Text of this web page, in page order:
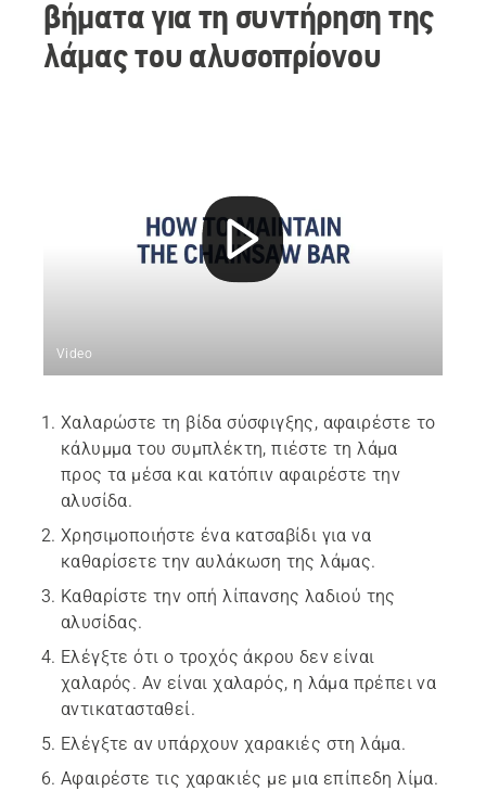
βήματα για τη συντήρηση της
λάμας του αλυσοπρίονου
Video
Χαλαρώστε τη βίδα σύσφιγξης, αφαιρέστε το
κάλυμμα του συμπλέκτη, πιέστε τη λάμα
προς τα μέσα και κατόπιν αφαιρέστε την
αλυσίδα.
Χρησιμοποιήστε ένα κατσαβίδι για να
καθαρίσετε την αυλάκωση της λάμας.
Καθαρίστε την οπή λίπανσης λαδιού της
αλυσίδας.
Ελέγξτε ότι ο τροχός άκρου δεν είναι
χαλαρός. Αν είναι χαλαρός, η λάμα πρέπει να
αντικατασταθεί.
Ελέγξτε αν υπάρχουν χαρακιές στη λάμα.
Αφαιρέστε τις χαρακιές με μια επίπεδη λίμα.